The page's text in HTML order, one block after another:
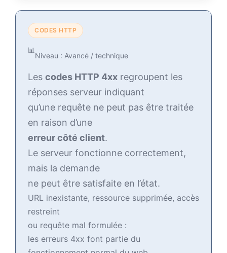
CODES HTTP
📊
Niveau : Avancé / technique
Les codes HTTP 4xx regroupent les
réponses serveur indiquant
qu’une requête ne peut pas être traitée
en raison d’une
erreur côté client.
Le serveur fonctionne correctement,
mais la demande
ne peut être satisfaite en l’état.
URL inexistante, ressource supprimée, accès
restreint
ou requête mal formulée :
les erreurs 4xx font partie du